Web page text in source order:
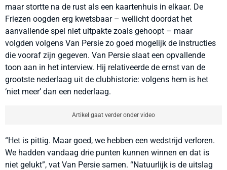
maar stortte na de rust als een kaartenhuis in elkaar. De
Friezen oogden erg kwetsbaar – wellicht doordat het
aanvallende spel niet uitpakte zoals gehoopt – maar
volgden volgens Van Persie zo goed mogelijk de instructies
die vooraf zijn gegeven. Van Persie slaat een opvallende
toon aan in het interview. Hij relativeerde de ernst van de
grootste nederlaag uit de clubhistorie: volgens hem is het
‘niet meer’ dan een nederlaag.
Artikel gaat verder onder video
“Het is pittig. Maar goed, we hebben een wedstrijd verloren.
We hadden vandaag drie punten kunnen winnen en dat is
niet gelukt”, vat Van Persie samen. “Natuurlijk is de uitslag